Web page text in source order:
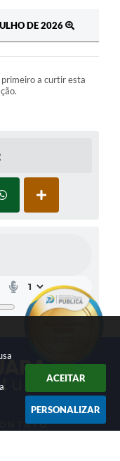
ACEITAR
PERSONALIZAR
DE 2026
primeiro a curtir esta